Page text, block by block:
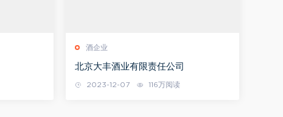
酒企业
北京大丰酒业有限责任公司
2023-12-07 116万阅读